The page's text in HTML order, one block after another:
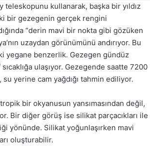
teleskopunu kullanarak, başka bir yıldız
bir gezegenin gerçek rengini
“derin mavi bir nokta gibi gözüken
uzaydan görünümünü andırıyor. Bu
yegane benzerlik. Gezegen gündüz
sıcaklığa ulaşıyor. Gezegende saatte 7200
su yerine cam yağdığı tahmin ediliyor.
bir okyanusun yansımasından değil,
Bir diğer görüş ise silikat parçacıkları ile
yönünde. Silikat yoğunlaşırken mavi
oluşturabilir.